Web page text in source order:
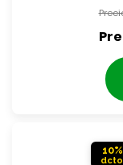
10%